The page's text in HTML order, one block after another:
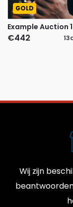
GOLD
Example Auction
€442
Wij zijn